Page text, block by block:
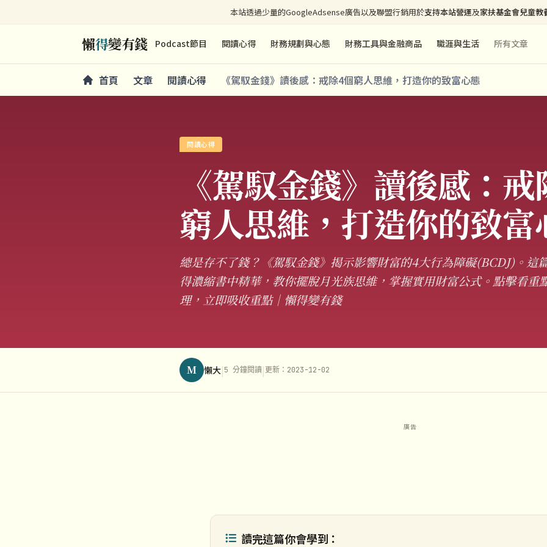
本站透過少量的GoogleAdsense廣告以及聯盟行銷用於支持本站營運及家扶基金會兒童教
懶得變有錢 Podcast節目 閱讀心得 財務規劃與心態 財務工具與金融商品 職涯與生活 所有文章
首頁 文章 閱讀心得 《駕馭金錢》讀後感：戒除4個窮人思維，打造你的致富心態
閱讀心得
《駕馭金錢》讀後感：
窮人思維，打造你的致富
總是存不了錢？《駕馭金錢》揭示影響財富的4大行為障礙(BCDJ)。這
得濃縮書中精華，教你擺脫月光族思維，掌握實用財富公式。點擊看重
理，立即吸收重點｜懶得變有錢
M 懶大|5 分鐘閱讀|更新：2023-12-02
讀完這篇你會學到：